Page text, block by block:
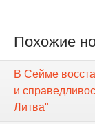
Похожие
В Cейме
и
Литва"